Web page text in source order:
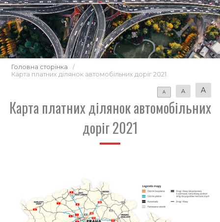
Головна сторінка
/
Карта платних ділянок автомобільних доріг 2021
A A A
Карта платних ділянок автомобільних
доріг 2021